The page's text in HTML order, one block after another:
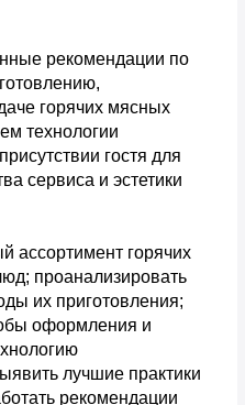
рекомендации по
горячих мясных
технологии
гостя для
сервиса и эстетики
ассортимент горячих
проанализировать
их приготовления;
оформления и
лучшие практики
рекомендации